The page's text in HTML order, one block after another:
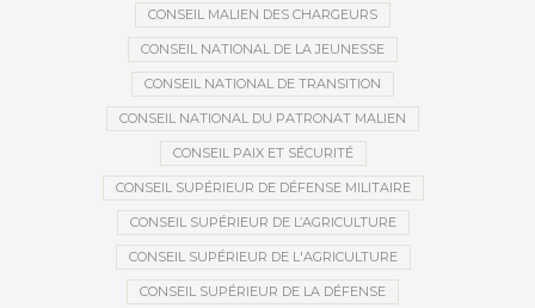
CONSEIL MALIEN DES CHARGEURS
CONSEIL NATIONAL DE LA JEUNESSE
CONSEIL NATIONAL DE TRANSITION
CONSEIL NATIONAL DU PATRONAT MALIEN
CONSEIL PAIX ET SÉCURITÉ
CONSEIL SUPÉRIEUR DE DÉFENSE MILITAIRE
CONSEIL SUPÉRIEUR DE L’AGRICULTURE
CONSEIL SUPÉRIEUR DE L'AGRICULTURE
CONSEIL SUPÉRIEUR DE LA DÉFENSE